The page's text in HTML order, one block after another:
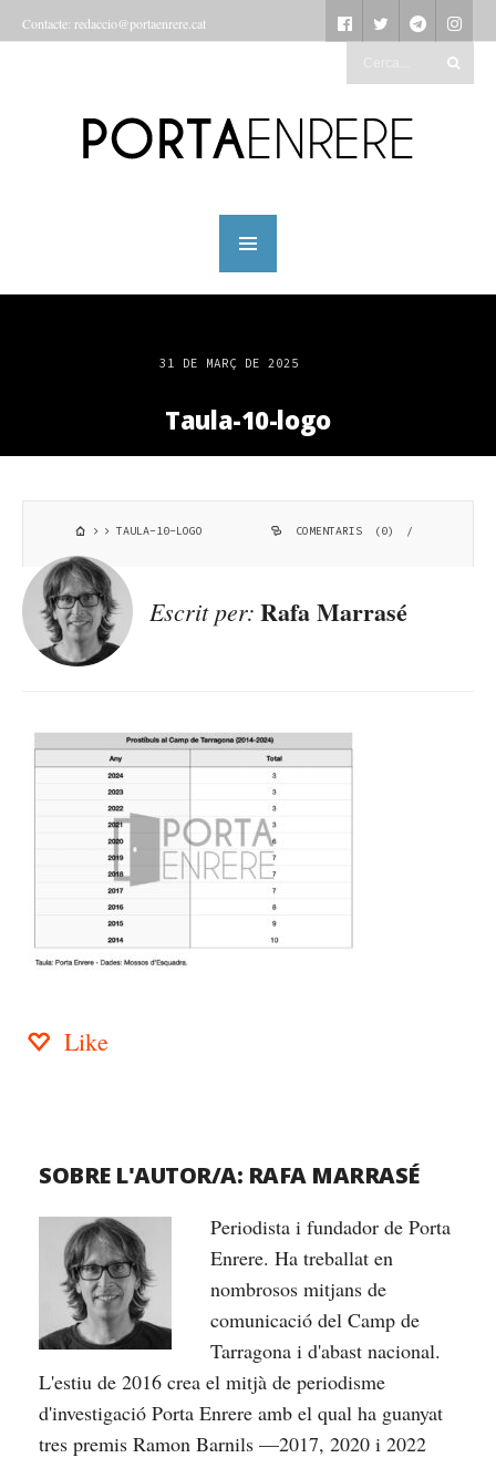
Contacte: redaccio@portaenrere.cat
31 DE MARÇ DE 2025
Taula-10-logo
TAULA-10-LOGO COMENTARIS (0) /
Escrit per: Rafa Marrasé
Like
SOBRE L'AUTOR/A: RAFA MARRASÉ
Periodista i fundador de Porta
Enrere. Ha treballat en
nombrosos mitjans de
comunicació del Camp de
Tarragona i d'abast nacional.
L'estiu de 2016 crea el mitjà de periodisme
d'investigació Porta Enrere amb el qual ha guanyat
tres premis Ramon Barnils —2017, 2020 i 2022